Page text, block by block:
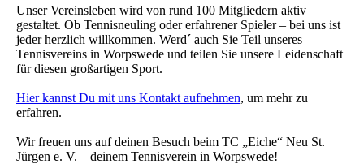
Unser Vereinsleben wird von rund 100 Mitgliedern aktiv
gestaltet. Ob Tennisneuling oder erfahrener Spieler – bei uns ist
jeder herzlich willkommen. Werd´ auch Sie Teil unseres
Tennisvereins in Worpswede und teilen Sie unsere Leidenschaft
für diesen großartigen Sport.
Hier kannst Du mit uns Kontakt aufnehmen, um mehr zu
erfahren.
Wir freuen uns auf deinen Besuch beim TC „Eiche“ Neu St.
Jürgen e. V. – deinem Tennisverein in Worpswede!